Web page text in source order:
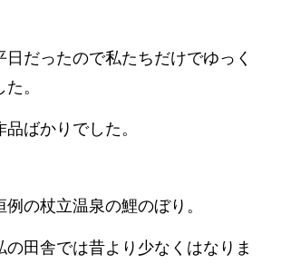
だったので私たちだけでゆっく
。
ばかりでした。
の杖立温泉の鯉のぼり。
の田舎では昔より少なくはなりま